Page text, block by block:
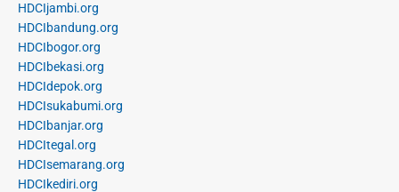
HDCIjambi.org
HDCIbandung.org
HDCIbogor.org
HDCIbekasi.org
HDCIdepok.org
HDCIsukabumi.org
HDCIbanjar.org
HDCItegal.org
HDCIsemarang.org
HDCIkediri.org